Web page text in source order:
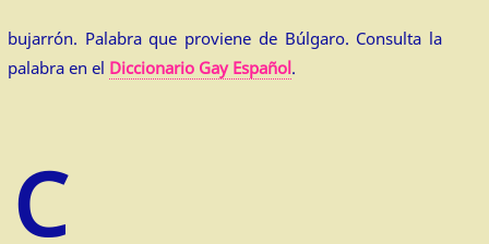
bujarrón. Palabra que proviene de Búlgaro. Consulta la
palabra en el Diccionario Gay Español.